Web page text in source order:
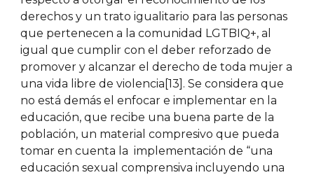
derechos y un trato igualitario para las personas
que pertenecen a la comunidad LGTBIQ+, al
igual que cumplir con el deber reforzado de
promover y alcanzar el derecho de toda mujer a
una vida libre de violencia[13]. Se considera que
no está demás el enfocar e implementar en la
educación, que recibe una buena parte de la
población, un material compresivo que pueda
tomar en cuenta la implementación de “una
educación sexual comprensiva incluyendo una